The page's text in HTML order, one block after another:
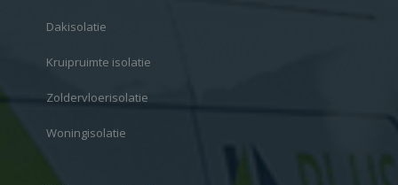
Dakisolatie
Kruipruimte isolatie
Zoldervloerisolatie
Woningisolatie